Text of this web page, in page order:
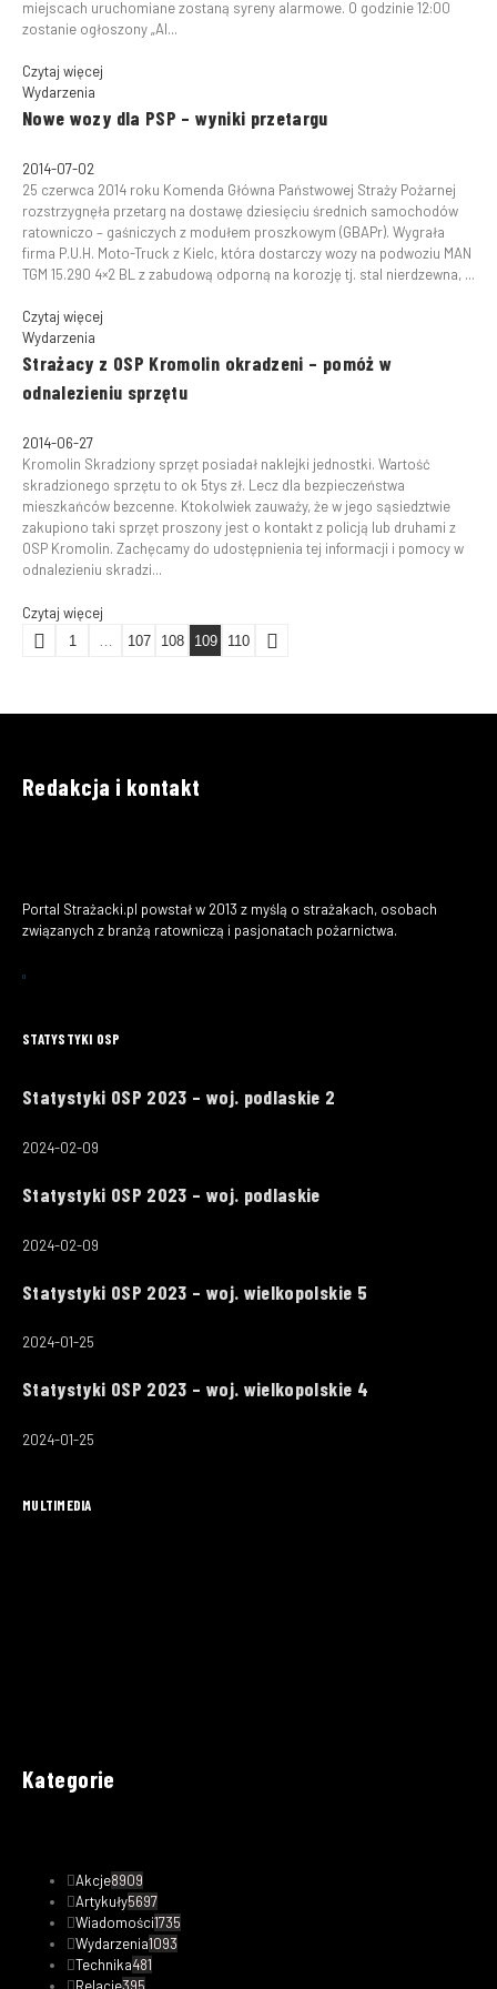
miejscach uruchomiane zostaną syreny alarmowe. O godzinie 12:00
zostanie ogłoszony „Al...
Czytaj więcej
Wydarzenia
Nowe wozy dla PSP – wyniki przetargu
2014-07-02
25 czerwca 2014 roku Komenda Główna Państwowej Straży Pożarnej
rozstrzygnęła przetarg na dostawę dziesięciu średnich samochodów
ratowniczo – gaśniczych z modułem proszkowym (GBAPr). Wygrała
firma P.U.H. Moto-Truck z Kielc, która dostarczy wozy na podwoziu MAN
TGM 15.290 4×2 BL z zabudową odporną na korozję tj. stal nierdzewna, ...
Czytaj więcej
Wydarzenia
Strażacy z OSP Kromolin okradzeni – pomóż w
odnalezieniu sprzętu
2014-06-27
Kromolin Skradziony sprzęt posiadał naklejki jednostki. Wartość
skradzionego sprzętu to ok 5tys zł. Lecz dla bezpieczeństwa
mieszkańców bezcenne. Ktokolwiek zauważy, że w jego sąsiedztwie
zakupiono taki sprzęt proszony jest o kontakt z policją lub druhami z
OSP Kromolin. Zachęcamy do udostępnienia tej informacji i pomocy w
odnalezieniu skradzi...
Czytaj więcej
1 107 108 109 110
Redakcja i kontakt
Portal Strażacki.pl powstał w 2013 z myślą o strażakach, osobach
związanych z branżą ratowniczą i pasjonatach pożarnictwa.
STATYSTYKI OSP
Statystyki OSP 2023 – woj. podlaskie 2
2024-02-09
Statystyki OSP 2023 – woj. podlaskie
2024-02-09
Statystyki OSP 2023 – woj. wielkopolskie 5
2024-01-25
Statystyki OSP 2023 – woj. wielkopolskie 4
2024-01-25
MULTIMEDIA
Kategorie
Akcje8909
Artykuły5697
Wiadomości1735
Wydarzenia1093
Technika481